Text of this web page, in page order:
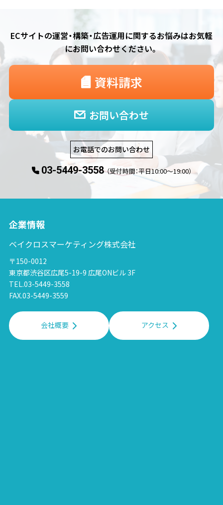
ECサイトの運営・構築・広告運用に関するお悩みはお気軽
にお問い合わせください。
お問い合わせ
資料請求
お電話でのお問い合わせ
03-5449-3558 （受付時間：平日10:00〜19:00）
企業情報
ベイクロスマーケティング株式会社
〒150-0012
東京都渋谷区広尾5-19-9 広尾ONビル 3F
TEL.03-5449-3558
FAX.03-5449-3559
会社概要 アクセス